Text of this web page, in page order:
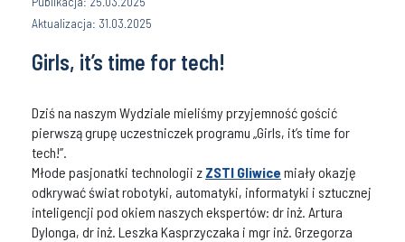
Aktualizacja: 31.03.2025
Girls, it’s time for tech!
Dziś na naszym Wydziale mieliśmy przyjemność gościć
pierwszą grupę uczestniczek programu „Girls, it’s time for
tech!”.
Młode pasjonatki technologii z ZSTI Gliwice miały okazję
odkrywać świat robotyki, automatyki, informatyki i sztucznej
inteligencji pod okiem naszych ekspertów: dr inż. Artura
Dylonga, dr inż. Leszka Kasprzyczaka i mgr inż. Grzegorza